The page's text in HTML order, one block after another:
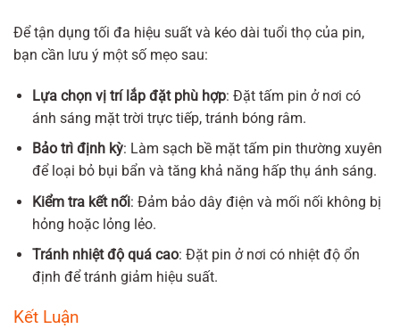
Để tận dụng tối đa hiệu suất và kéo dài tuổi thọ của pin,
bạn cần lưu ý một số mẹo sau:
Lựa chọn vị trí lắp đặt phù hợp: Đặt tấm pin ở nơi có
ánh sáng mặt trời trực tiếp, tránh bóng râm.
Bảo trì định kỳ: Làm sạch bề mặt tấm pin thường xuyên
để loại bỏ bụi bẩn và tăng khả năng hấp thụ ánh sáng.
Kiểm tra kết nối: Đảm bảo dây điện và mối nối không bị
hỏng hoặc lỏng lẻo.
Tránh nhiệt độ quá cao: Đặt pin ở nơi có nhiệt độ ổn
định để tránh giảm hiệu suất.
Kết Luận